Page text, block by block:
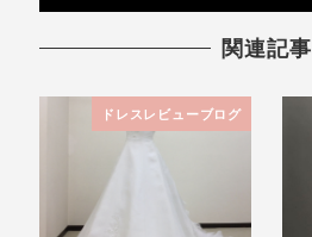
関連記事
ドレスレビューブログ